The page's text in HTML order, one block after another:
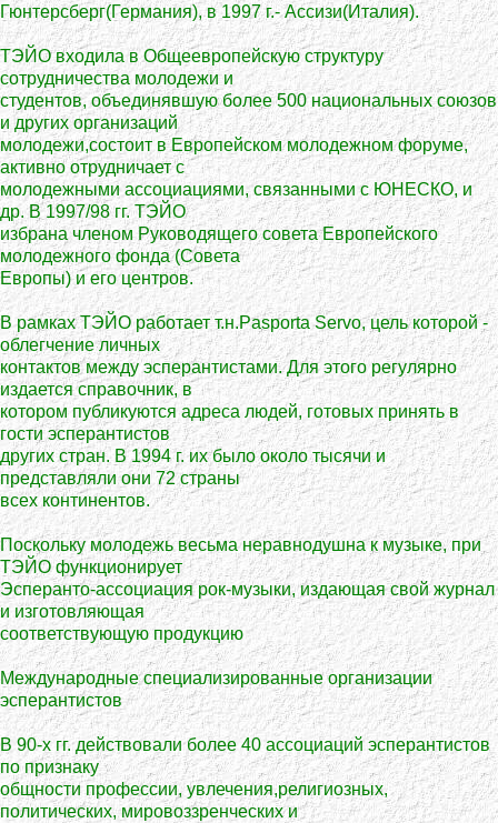
Гюнтерсберг(Германия), в 1997 г.- Ассизи(Италия).
ТЭЙО входила в Общеевропейскую структуру
сотрудничества молодежи и
студентов, объединявшую более 500 национальных союзов
и других организаций
молодежи,состоит в Европейском молодежном форуме,
активно отрудничает с
молодежными ассоциациями, связанными с ЮНЕСКО, и
др. В 1997/98 гг. ТЭЙО
избрана членом Руководящего совета Европейского
молодежного фонда (Совета
Европы) и его центров.
В рамках ТЭЙО работает т.н.Pasporta Servo, цель которой -
облегчение личных
контактов между эсперантистами. Для этого регулярно
издается справочник, в
котором публикуются адреса людей, готовых принять в
гости эсперантистов
других стран. В 1994 г. их было около тысячи и
представляли они 72 страны
всех континентов.
Поскольку молодежь весьма неравнодушна к музыке, при
ТЭЙО функционирует
Эсперанто-ассоциация рок-музыки, издающая свой журнал
и изготовляющая
соответствующую продукцию
Международные специализированные организации
эсперантистов
В 90-х гг. действовали более 40 ассоциаций эсперантистов
по признаку
общности профессии, увлечения,религиозных,
политических, мировоззренческих и